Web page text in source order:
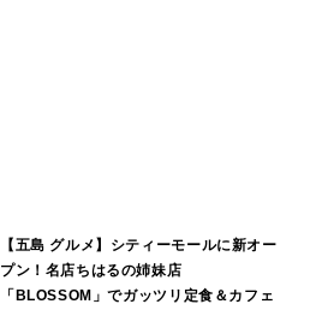
【五島 グルメ】シティーモールに新オー
プン！名店ちはるの姉妹店
「BLOSSOM」でガッツリ定食＆カフェ